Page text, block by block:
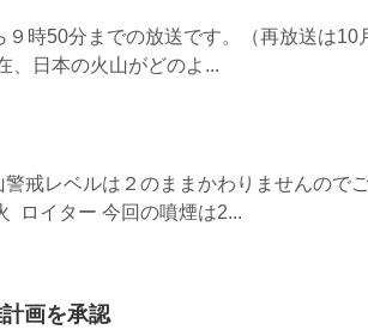
時50分までの放送です。（再放送は10
日本の火山がどのよ...
戒レベルは２のままかわりませんので
ロイター 今回の噴煙は2...
画を承認